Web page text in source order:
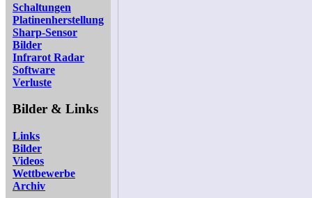
Schaltungen
Platinenherstellung
Sharp-Sensor
Bilder
Infrarot Radar
Software
Verluste
Bilder & Links
Links
Bilder
Videos
Wettbewerbe
Archiv